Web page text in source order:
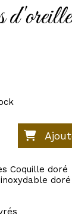
Coquille doré
doré